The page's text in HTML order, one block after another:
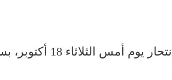
حاولت موظفة بمديرية الضرائب بمدينة وجدة الإنتحار يوم